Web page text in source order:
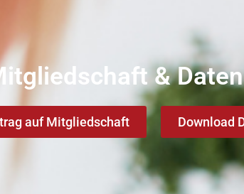
&
auf Mitgliedschaft Download